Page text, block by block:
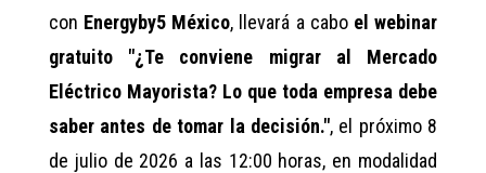
con Energyby5 México, llevará a cabo el webinar
gratuito "¿Te conviene migrar al Mercado
Eléctrico Mayorista? Lo que toda empresa debe
saber antes de tomar la decisión.", el próximo 8
de julio de 2026 a las 12:00 horas, en modalidad